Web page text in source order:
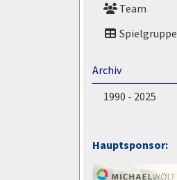
Team
Spielgruppe
Archiv
1990 - 2025
Hauptsponsor: